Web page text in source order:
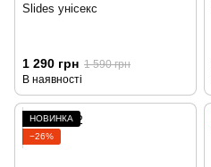
Slides унісекс
1 290 грн 1 590 грн
В наявності
НОВИНКА
−26%